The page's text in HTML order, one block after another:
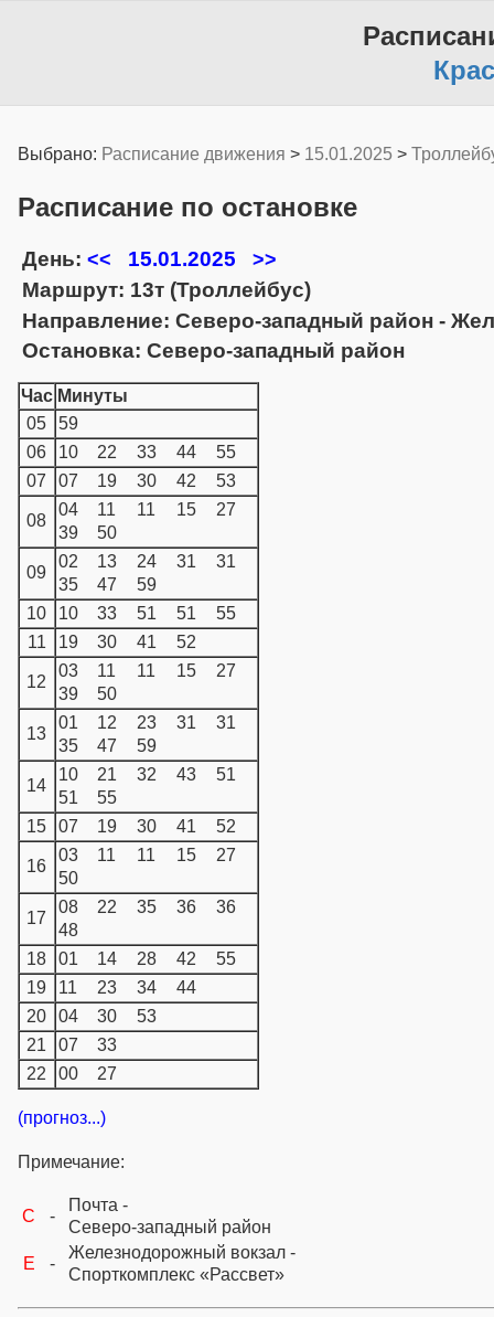
Выбрано: Расписание движения > 15.01.2025 >
Расписание по остановке
День: << 15.01.2025 >>
Маршрут: 13т (Троллейбус)
Направление: Северо-западный район -
Остановка: Северо-западный район
Час Минуты
05
59
06
10 22 33 44
55
07
07 19 30 42 53
08
04 11 11 15
27
39
50
09
02 13 24 31
31
35
47
59
10
10 33 51 51
55
11
19 30 41 52
12
03 11 11 15
27
39
50
13
01 12 23 31
31
35
47 59
14
10 21 32 43
51
51
55
15
07 19 30 41 52
16
03 11 11 15
27
50
17
08 22 35 36
36
48
18
01 14 28 42
55
19
11 23 34
44
20
04 30
53
21
07
33
22
00 27
(прогноз...)
Примечание:
C -
Почта -
Северо-западный район
E
-
Железнодорожный вокзал -
Спорткомплекс «Рассвет»